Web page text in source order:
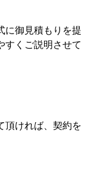
に御見積もりを提
すくご説明させて
頂ければ、契約を